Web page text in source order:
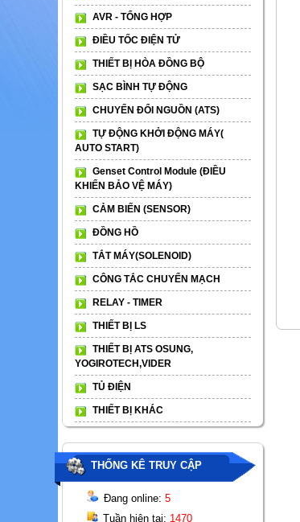
AVR - TỔNG HỢP
ĐIỀU TỐC ĐIỆN TỬ
THIẾT BỊ HÒA ĐỒNG BỘ
SẠC BÌNH TỰ ĐỘNG
CHUYỂN ĐỔI NGUỒN (ATS)
TỰ ĐỘNG KHỞI ĐỘNG MÁY(
AUTO START)
Genset Control Module (ĐIỀU
KHIỂN BẢO VỆ MÁY)
CẢM BIẾN (SENSOR)
ĐỒNG HỒ
TẮT MÁY(SOLENOID)
CÔNG TẮC CHUYỂN MẠCH
RELAY - TIMER
THIẾT BỊ LS
THIẾT BỊ ATS OSUNG,
YOGIROTECH,VIDER
TỦ ĐIỆN
THIẾT BỊ KHÁC
THỐNG KÊ TRUY CẬP
Đang online: 5
Tuần hiện tại: 1470